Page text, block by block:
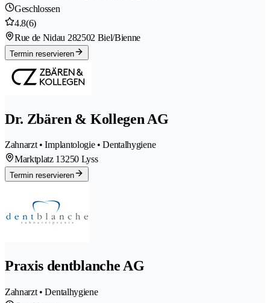
Geschlossen
4.8(6)
Rue de Nidau 282502 Biel/Bienne
Termin reservieren
Dr. Zbären & Kollegen AG
Zahnarzt • Implantologie • Dentalhygiene
Marktplatz 13250 Lyss
Termin reservieren
Praxis dentblanche AG
Zahnarzt • Dentalhygiene